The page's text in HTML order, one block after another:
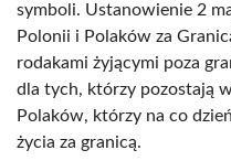
symboli. Ustanowienie 2
Polonii i Polaków za
rodakami żyjącymi poza
dla tych, którzy pozostają
Polaków, którzy na co
życia za granicą.